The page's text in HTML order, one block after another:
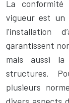
La conformité
vigueur est un
l’installation
garantissent
mais aussi
structures.
plusieurs
divers aspects